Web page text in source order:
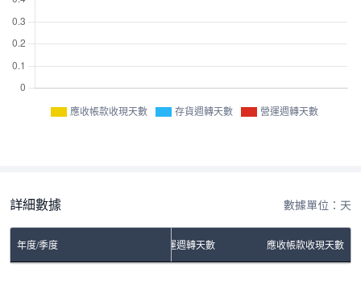
應收帳款收現天數 存貨週轉天數 營運週轉天數
詳細數據 數據單位：天
年度/季度
存貨週轉天數 營運週轉天數 應收帳款收現天數